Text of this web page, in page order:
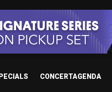
CONCERTAGENDA